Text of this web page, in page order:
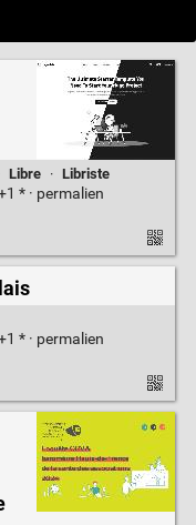
Libre · Libriste
* · permalien
* · permalien